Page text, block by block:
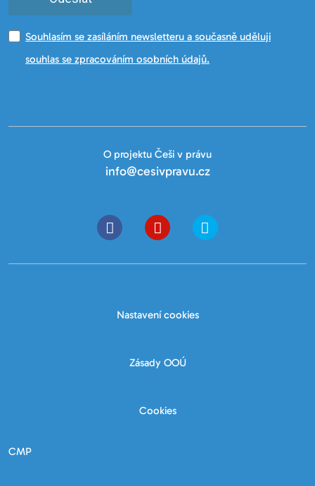
Souhlasím se zasíláním newsletteru a současně uděluji
souhlas se zpracováním osobních údajů.
O projektu Češi v právu
info@cesivpravu.cz
Nastavení cookies
Zásady OOÚ
Cookies
CMP